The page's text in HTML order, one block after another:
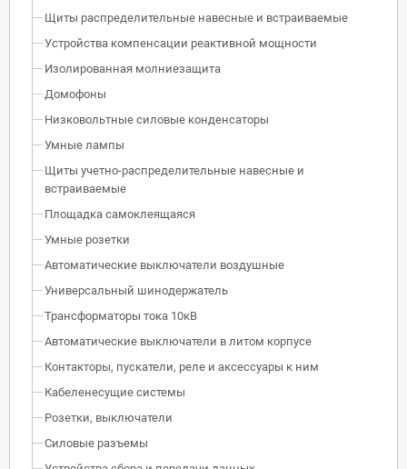
Щиты распределительные навесные и встраиваемые
Устройства компенсации реактивной мощности
Изолированная молниезащита
Домофоны
Низковольтные силовые конденсаторы
Умные лампы
Щиты учетно-распределительные навесные и
встраиваемые
Площадка самоклеящаяся
Умные розетки
Автоматические выключатели воздушные
Универсальный шинодержатель
Трансформаторы тока 10кВ
Автоматические выключатели в литом корпусе
Контакторы, пускатели, реле и аксессуары к ним
Кабеленесущие системы
Розетки, выключатели
Силовые разъемы